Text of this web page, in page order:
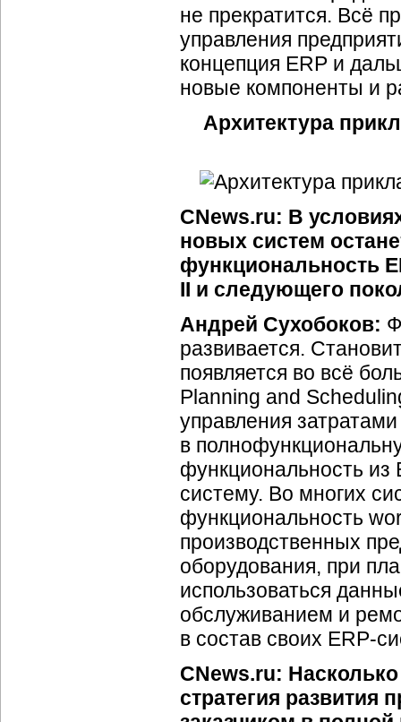
не прекратится. Всё
управления
концепция ERP и
новые компоненты и
Архитектура
CNews.ru: В
новых систем
функциональность
II и следующего
Андрей Сухобоков:
развивается.
появляется во всё
Planning and
управления
в
функциональность из
систему. Во многих
функциональность
производственных
оборудования, при
использоваться
обслуживанием и
в состав своих ERP-
CNews.ru:
стратегия развития